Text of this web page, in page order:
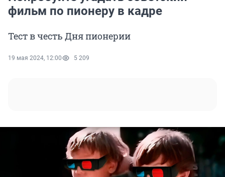
фильм по пионеру в кадре
Тест в честь Дня пионерии
19 мая 2024, 12:00 5 209